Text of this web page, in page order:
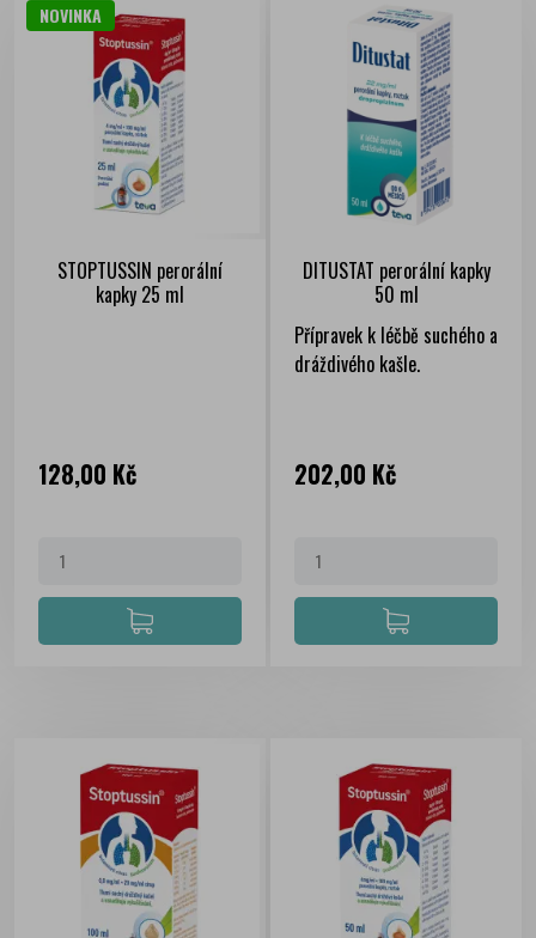
STOPTUSSIN perorální
kapky 25 ml
Cena
128,00 Kč
NOVINKA
DITUSTAT perorální kapky
50 ml
Přípravek k léčbě suchého a
dráždivého kašle.
Cena
202,00 Kč